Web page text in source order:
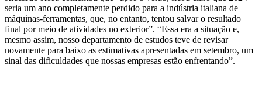
seria um ano completamente perdido para a indústria italiana de
máquinas-ferramentas, que, no entanto, tentou salvar o resultado
final por meio de atividades no exterior”. “Essa era a situação e,
mesmo assim, nosso departamento de estudos teve de revisar
novamente para baixo as estimativas apresentadas em setembro, um
sinal das dificuldades que nossas empresas estão enfrentando”.